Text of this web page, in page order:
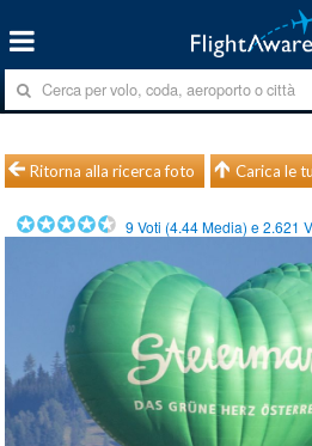
Ritorna alla ricerca foto Carica le
9 Voti (4.44Media) e2.621